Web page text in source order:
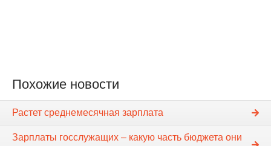
Похожие новости
Растет среднемесячная зарплата
Зарплаты госслужащих – какую часть бюджета они